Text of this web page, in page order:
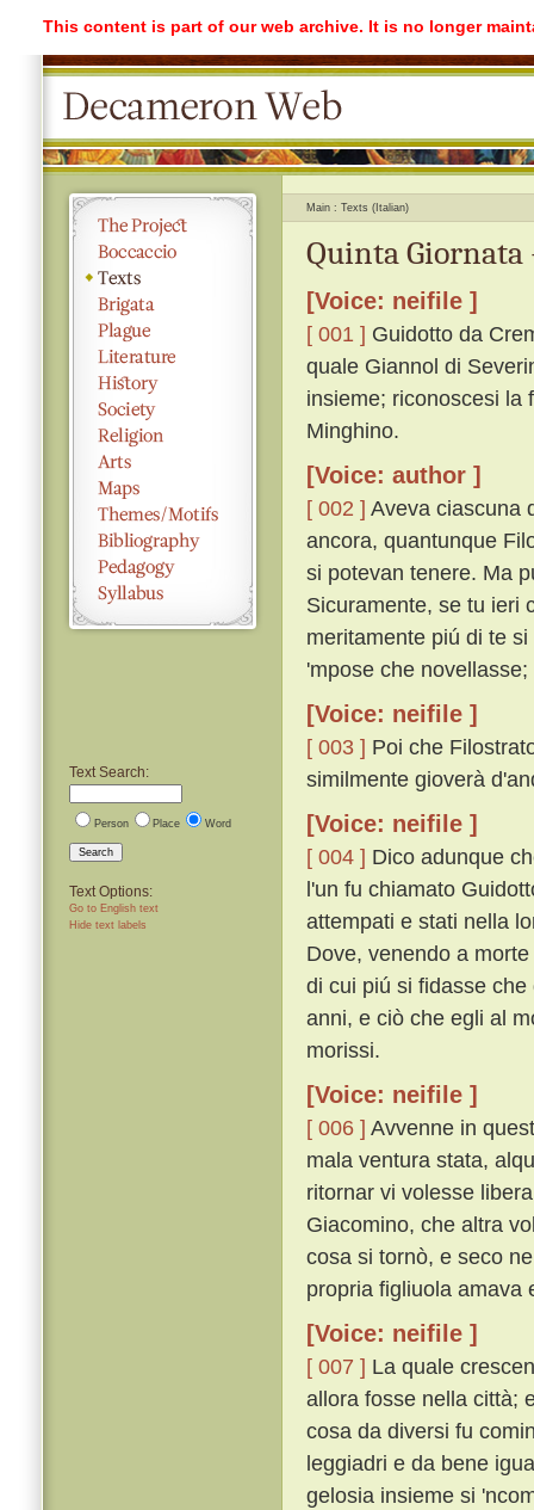
This content is part of our web archive. It is no longer
Text Search:
Person Place Word
Search
Text Options:
Go to English text
Hide text labels
Main Texts (Italian)
Quinta Giornata
[Voice: neifile ]
[ 001 ] Guidotto da
quale Giannol di
insieme; riconoscesi la
Minghino.
[Voice: author ]
[ 002 ] Aveva ciascuna
ancora, quantunque
si potevan tenere. Ma
Sicuramente, se tu ieri
meritamente piú di te
'mpose che
[Voice: neifile ]
[ 003 ] Poi che
similmente gioverà
[Voice: neifile ]
[ 004 ] Dico adunque
l'un fu chiamato
attempati e stati nella
Dove, venendo a
di cui piú si fidasse
anni, e ciò che egli al
morissi.
[Voice: neifile ]
[ 006 ] Avvenne in
mala ventura stata,
ritornar vi volesse
Giacomino, che altra
cosa si tornò, e seco
propria figliuola amava
[Voice: neifile ]
[ 007 ] La quale
allora fosse nella città;
cosa da diversi fu
leggiadri e da bene
gelosia insieme si